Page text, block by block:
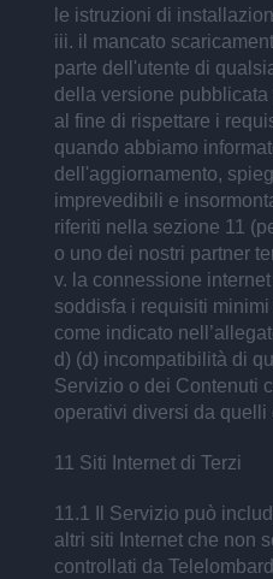
le istruzioni di
iii. il mancato
parte dell'utente di
della versione
al fine di rispettare i
quando abbiamo
dell'aggiornamento,
imprevedibili e
riferiti nella sezione 11
o uno dei nostri partner
v. la connessione
soddisfa i requisiti
come indicato
d) (d) incompatibilità di
Servizio o dei Contenuti
operativi diversi da quelli
11 Siti Internet di Terzi
11.1 Il Servizio può
altri siti Internet che non
controllati da